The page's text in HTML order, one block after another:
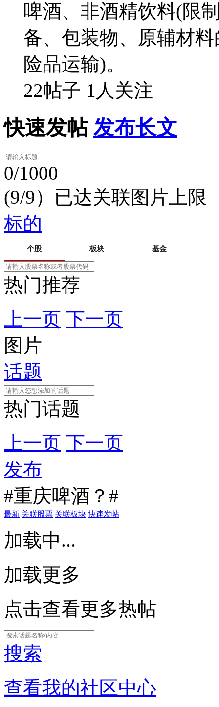
啤酒、非酒精饮料(限
备、包装物、原辅材
险品运输)。
22帖子 1人关注
快速发帖 发布长文
0/1000
(9/9）已达关联图片上限
标的
个股 板块 基金
热门推荐
上一页 下一页
图片
话题
热门话题
上一页 下一页
发布
#重庆啤酒？#
最新 关联股票 关联板块 快速发帖
加载中...
加载更多
点击查看更多热帖
搜索
查看我的社区中心